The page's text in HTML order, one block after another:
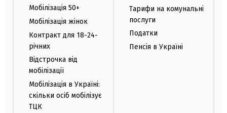
Мобілізація 50+
Мобілізація жінок
Контракт для 18-24-
річних
Відстрочка від
мобілізації
Мобілізація в Україні:
скільки осіб мобілізує
ТЦК
Тарифи на комунальні
послуги
Податки
Пенсія в Україні